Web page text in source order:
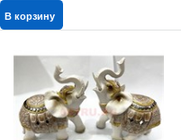
В корзину